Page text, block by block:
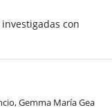
con
Gemma María Gea